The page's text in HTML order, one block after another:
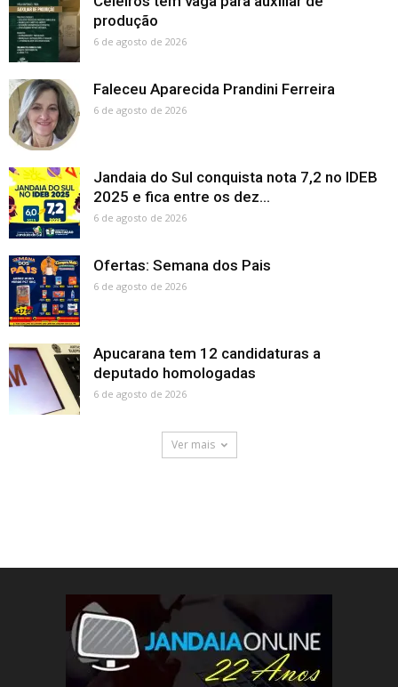
produção
6 de agosto de 2026
Faleceu Aparecida Prandini Ferreira
6 de agosto de 2026
Jandaia do Sul conquista nota 7,2 no IDEB
2025 e fica entre os dez...
6 de agosto de 2026
Ofertas: Semana dos Pais
6 de agosto de 2026
Apucarana tem 12 candidaturas a
deputado homologadas
6 de agosto de 2026
Ver mais